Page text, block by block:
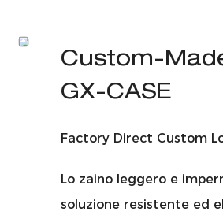
Custom-
GX-CASE
Factory Direct Custom
Lo zaino leggero e
soluzione resistente ed